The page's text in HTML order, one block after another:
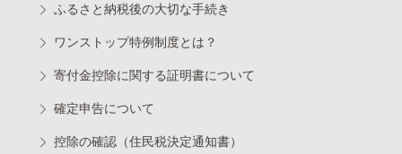
ふるさと納税後の大切な手続き
ワンストップ特例制度とは？
寄付金控除に関する証明書について
確定申告について
控除の確認（住民税決定通知書）